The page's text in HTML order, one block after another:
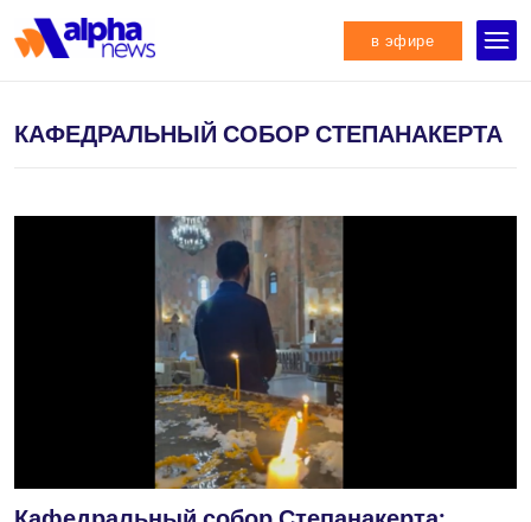
в эфире
КАФЕДРАЛЬНЫЙ СОБОР СТЕПАНАКЕРТА